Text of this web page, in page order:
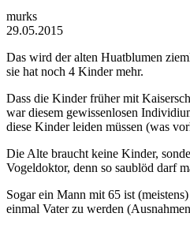
murks
29.05.2015
Das wird der alten Huatblumen
sie hat noch 4 Kinder mehr.
Dass die Kinder früher mit
war diesem gewissenlosen
diese Kinder leiden müssen (was
Die Alte braucht keine Kinder,
Vogeldoktor, denn so saublöd darf
Sogar ein Mann mit 65 ist
einmal Vater zu werden